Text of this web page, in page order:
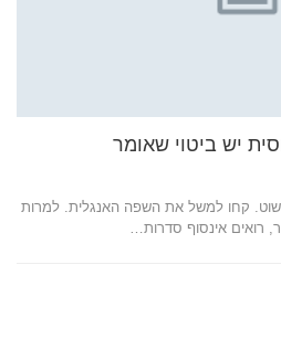
יש ביטוי שאומר
קחו למשל את השפה האנגלית. למרות
רואים אינסוף סדרות…